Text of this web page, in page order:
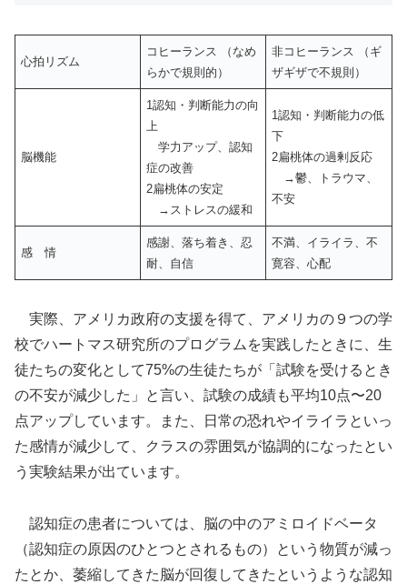
心拍リズム
コヒーランス （なめ
らかで規則的）
非コヒーランス （ギ
ザギザで不規則）
脳機能
1認知・判断能力の向
上
学力アップ、認知
症の改善
2扁桃体の安定
→ストレスの緩和
1認知・判断能力の低
下
2扁桃体の過剰反応
→鬱、トラウマ、
不安
感 情
感謝、落ち着き、忍
耐、自信
不満、イライラ、不
寛容、心配
実際、アメリカ政府の支援を得て、アメリカの９つの学
校でハートマス研究所のプログラムを実践したときに、生
徒たちの変化として75%の生徒たちが「試験を受けるとき
の不安が減少した」と言い、試験の成績も平均10点〜20
点アップしています。また、日常の恐れやイライラといっ
た感情が減少して、クラスの雰囲気が協調的になったとい
う実験結果が出ています。
認知症の患者については、脳の中のアミロイドベータ
（認知症の原因のひとつとされるもの）という物質が減っ
たとか、萎縮してきた脳が回復してきたというような認知